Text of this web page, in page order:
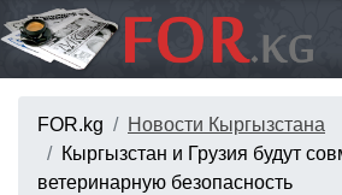
FOR.kg
Новости Кыргызстана
Кыргызстан и Грузия будут
ветеринарную безопасность